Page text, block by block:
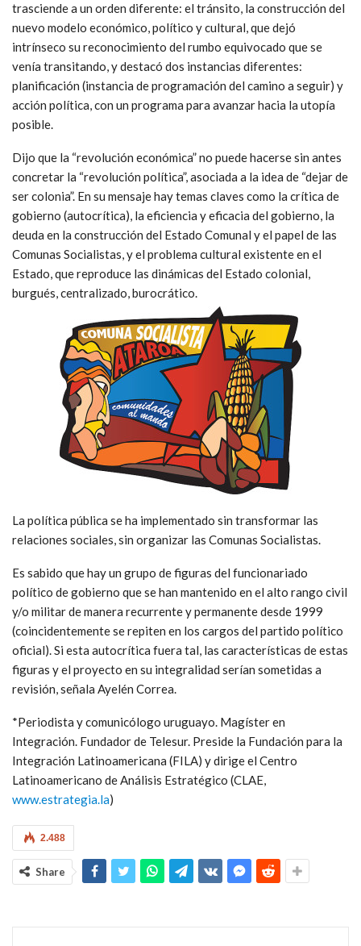
trasciende a un orden diferente: el tránsito, la construcción del
nuevo modelo económico, político y cultural, que dejó
intrínseco su reconocimiento del rumbo equivocado que se
venía transitando, y destacó dos instancias diferentes:
planificación (instancia de programación del camino a seguir) y
acción política, con un programa para avanzar hacia la utopía
posible.
Dijo que la “revolución económica” no puede hacerse sin antes
concretar la “revolución política”, asociada a la idea de “dejar de
ser colonia”. En su mensaje hay temas claves como la crítica de
gobierno (autocrítica), la eficiencia y eficacia del gobierno, la
deuda en la construcción del Estado Comunal y el papel de las
Comunas Socialistas, y el problema cultural existente en el
Estado, que reproduce las dinámicas del Estado colonial,
burgués, centralizado, burocrático.
La política pública se ha implementado sin transformar las
relaciones sociales, sin organizar las Comunas Socialistas.
Es sabido que hay un grupo de figuras del funcionariado
político de gobierno que se han mantenido en el alto rango civil
y/o militar de manera recurrente y permanente desde 1999
(coincidentemente se repiten en los cargos del partido político
oficial). Si esta autocrítica fuera tal, las características de estas
figuras y el proyecto en su integralidad serían sometidas a
revisión, señala Ayelén Correa.
*Periodista y comunicólogo uruguayo. Magíster en
Integración. Fundador de Telesur. Preside la Fundación para la
Integración Latinoamericana (FILA) y dirige el Centro
Latinoamericano de Análisis Estratégico (CLAE,
www.estrategia.la)
2.488
Share